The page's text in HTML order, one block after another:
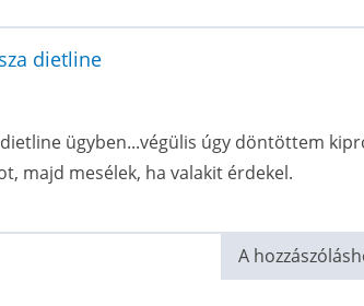
dietline
ügyben...végülis úgy döntöttem
majd mesélek, ha valakit érdekel.
A